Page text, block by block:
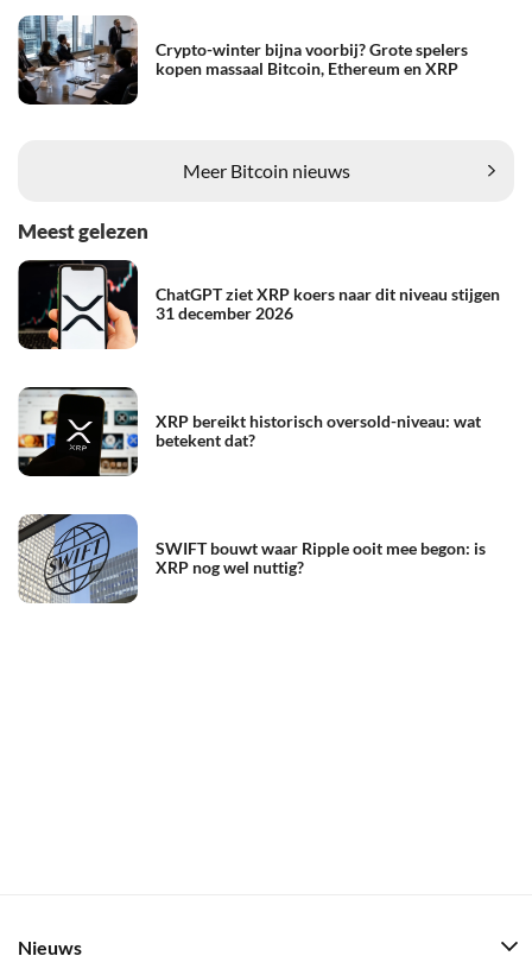
Crypto-winter bijna voorbij? Grote spelers
kopen massaal Bitcoin, Ethereum en XRP
Meer Bitcoin nieuws
Meest gelezen
ChatGPT ziet XRP koers naar dit niveau stijgen
31 december 2026
XRP bereikt historisch oversold-niveau: wat
betekent dat?
SWIFT bouwt waar Ripple ooit mee begon: is
XRP nog wel nuttig?
Nieuws